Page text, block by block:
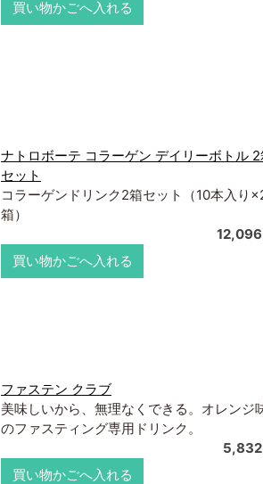
買い物かごへ入れる
ナトロボーテ コラーゲン デイリーボトル 2
セット
コラーゲンドリンク2箱セット（10本入り
箱）
買い物かごへ入れる
ファステン クラブ
美味しいから、無理なくできる。オレンジ
のファスティング専用ドリンク。
5,832
買い物かごへ入れる